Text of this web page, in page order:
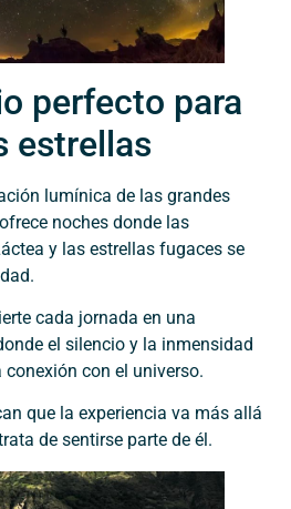
perfecto para
estrellas
lumínica de las grandes
noches donde las
y las estrellas fugaces se
cada jornada en una
el silencio y la inmensidad
con el universo.
que la experiencia va más allá
de sentirse parte de él.